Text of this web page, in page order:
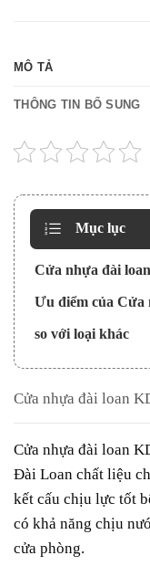
MÔ TẢ
THÔNG TIN BỔ SUNG
Mục lục
Cửa nhựa đài
Ưu điểm của Cửa
so với loại khác
Cửa nhựa đài loan
Cửa nhựa đài loan
Đài Loan chất liệu
kết cấu chịu lực tốt
có khả năng chịu
cửa phòng.